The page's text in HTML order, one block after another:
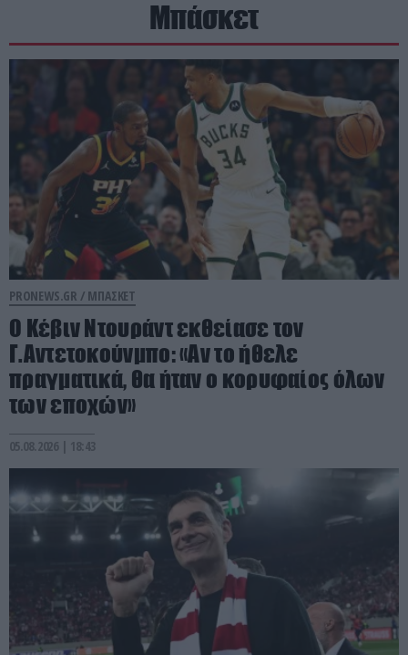
Μπάσκετ
PRONEWS.GR / ΜΠΑΣΚΕΤ
Ο Κέβιν Ντουράντ εκθείασε τον
Γ.Αντετοκούνμπο: «Αν το ήθελε
πραγματικά, θα ήταν ο κορυφαίος όλων
των εποχών»
05.08.2026 | 18:43